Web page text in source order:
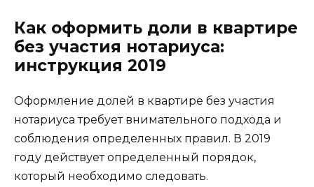
Как оформить доли в квартире
без участия нотариуса:
инструкция 2019
Оформление долей в квартире без участия
нотариуса требует внимательного подхода и
соблюдения определенных правил. В 2019
году действует определенный порядок,
который необходимо следовать.